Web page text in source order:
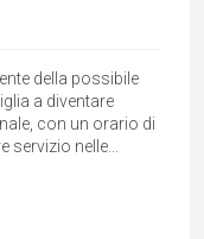
della possibile
a diventare
con un orario di
nelle...